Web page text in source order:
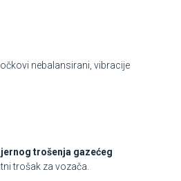
nebalansirani, vibracije
trošenja gazećeg
trošak za vozača.